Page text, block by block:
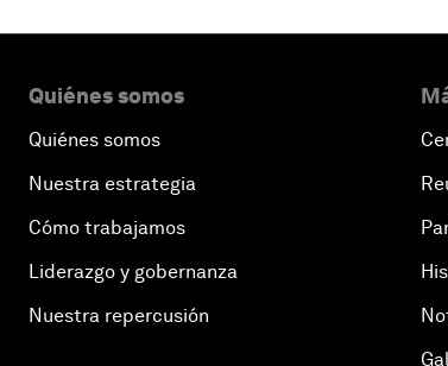
Quiénes somos
Quiénes somos
Nuestra estrategia
Cómo trabajamos
Liderazgo y gobernanza
Nuestra repercusión